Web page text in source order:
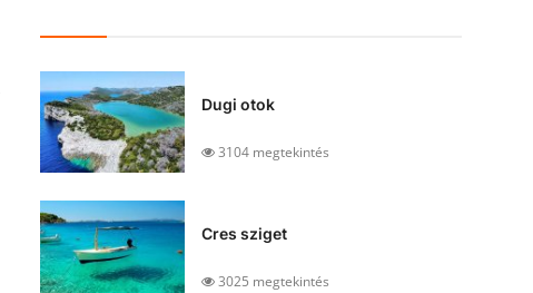
Dugi otok
3104 megtekintés
Cres sziget
3025 megtekintés